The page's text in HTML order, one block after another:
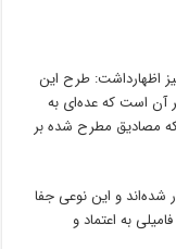
اظهارداشت: طرح این
آن است که عده‌ای به
مصادیق مطرح شده بر
شده‌اند و این نوعی جفا
به اعتماد و